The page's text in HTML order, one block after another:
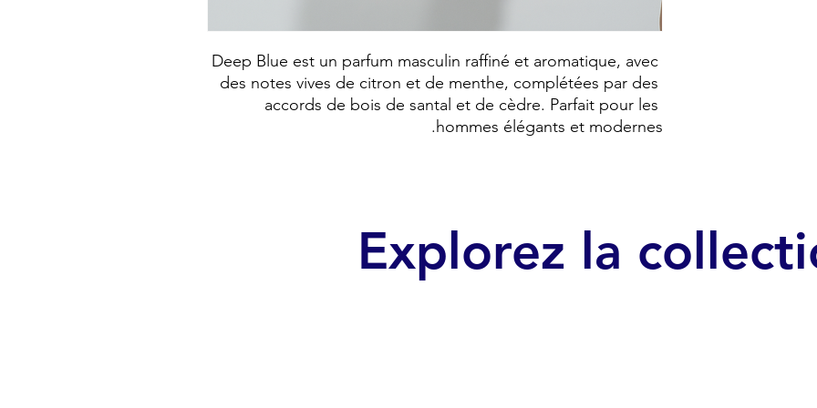
Deep Blue est un parfum masculin raffiné et aromatique, avec
des notes vives de citron et de menthe, complétées par des
accords de bois de santal et de cèdre. Parfait pour les
hommes élégants et modernes.
Explorez la